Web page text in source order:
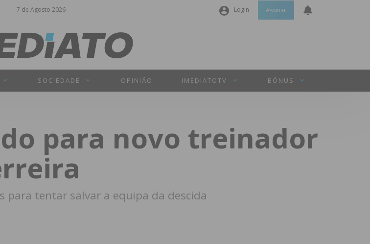
7 de Agosto 2026 Login
Senha
INICIAR SESSÃO
Assinar
SOCIEDADE OPINIÃO IMEDIATOTV BÓNUS
para novo treinador
para tentar salvar a equipa da descida